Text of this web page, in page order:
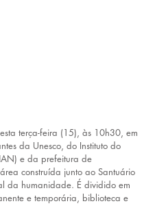
terça-feira (15), às 10h30, em
da Unesco, do Instituto do
e da prefeitura de
construída junto ao Santuário
da humanidade. É dividido em
e temporária, biblioteca e